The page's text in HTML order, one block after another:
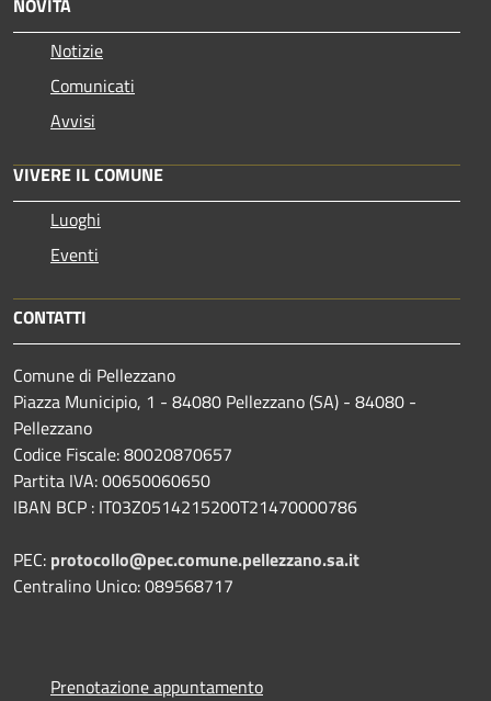
Notizie
Comunicati
Avvisi
VIVERE IL COMUNE
Luoghi
Eventi
CONTATTI
Comune di Pellezzano
Piazza Municipio, 1 - 84080 Pellezzano (SA) - 84080 -
Pellezzano
Codice Fiscale: 80020870657
Partita IVA: 00650060650
IBAN BCP : IT03Z0514215200T21470000786
PEC: protocollo@pec.comune.pellezzano.sa.it
Centralino Unico: 089568717
Prenotazione appuntamento